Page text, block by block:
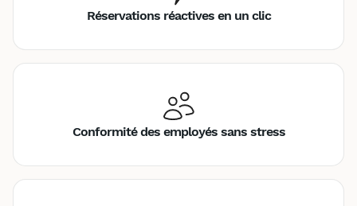
Réservations réactives en un clic
Conformité des employés sans stress